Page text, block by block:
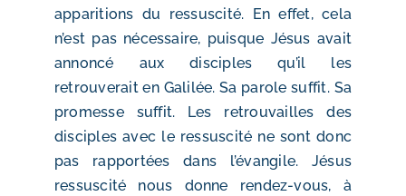
apparitions du ressuscité. En effet, cela
n’est pas nécessaire, puisque Jésus avait
annoncé aux disciples qu’il les
retrouverait en Galilée. Sa parole suffit. Sa
promesse suffit. Les retrouvailles des
disciples avec le ressuscité ne sont donc
pas rapportées dans l’évangile. Jésus
ressuscité nous donne rendez-vous, à